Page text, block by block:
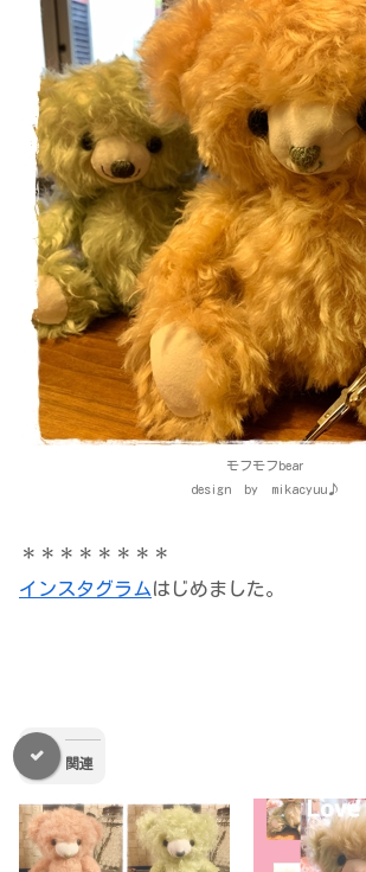
モフモフbear
design by mikacyuu♪
＊＊＊＊＊＊＊＊
インスタグラムはじめました。
関連